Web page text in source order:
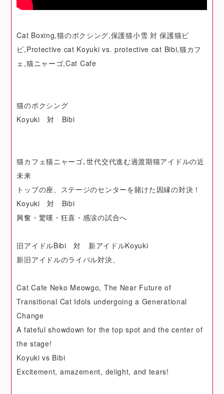
Cat Boxing,猫のボクシング,保護猫小雪 対 保護猫ビ
ビ,Protective cat Koyuki vs. protective cat Bibi,猫カフ
ェ,猫ニャーゴ,Cat Cafe
猫のボクシング
Koyuki 対 Bibi
猫カフェ猫ニャーゴ､世代交代進む過渡期猫アイドルの近
未来
トップの座、ステージのセンターを賭けた因縁の対決！
Koyuki 対 Bibi
興奮・驚嘆・狂喜・感涙の試合へ
旧アイドルBibi 対 新アイドルKoyuki
新旧アイドルのライバル対決、
Cat Cafe Neko Meowgo, The Near Future of
Transitional Cat Idols undergoing a Generational
Change
A fateful showdown for the top spot and the center of
the stage!
Koyuki vs Bibi
Excitement, amazement, delight, and tears!